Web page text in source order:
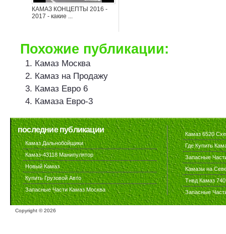
КАМАЗ КОНЦЕПТЫ 2016 -
2017 - какие ...
Похожие публикации:
Камаз Москва
Камаз на Продажу
Камаз Евро 6
Камаза Евро-3
последние публикации
Камаз Дальнобойщики
Камаз-43118 Манипулятор
Новый Камаз
Купить Грузовой Авто
Запасные Части Камаз Москва
Камаз 6520
Где Купить
Запасные
Камазы на
Тнвд Камаз 740
Запасные
Copyright ©2026